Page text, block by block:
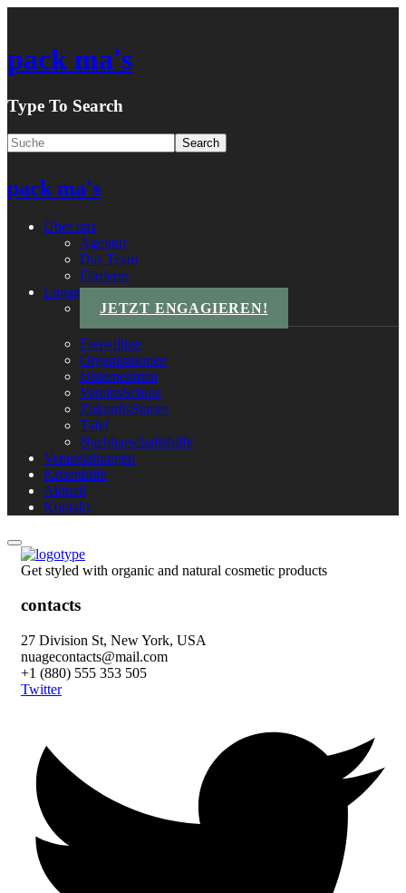
pack ma's
Type To Search
pack ma's
Über uns
Agentur
Das Team
Förderer
Engagements
JETZT ENGAGIEREN!
Freiwillige
Organisationen
Unternehmen
VereinsSchule
ZukunftsStarter
Tafel
Nachbarschaftshilfe
Veranstaltungen
Krisenhilfe
Aktuell
Kontakt
Get styled with organic and natural cosmetic products
contacts
27 Division St, New York, USA
nuagecontacts@mail.com
+1 (880) 555 353 505
Twitter